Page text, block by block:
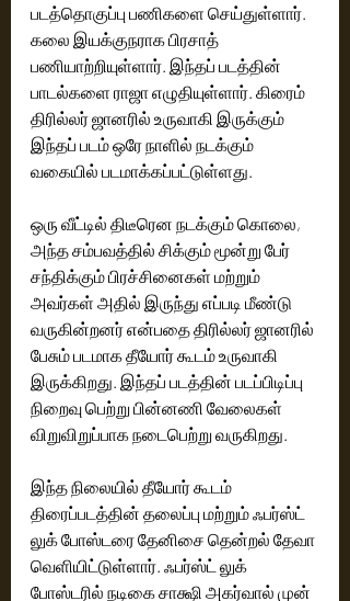
படத்தொகுப்பு பணிகளை செய்துள்ளார்.
கலை இயக்குநராக பிரசாத்
பணியாற்றியுள்ளார். இந்தப் படத்தின்
பாடல்களை ராஜா எழுதியுள்ளார். கிரைம்
திரில்லர் ஜானரில் உருவாகி இருக்கும்
இந்தப் படம் ஒரே நாளில் நடக்கும்
வகையில் படமாக்கப்பட்டுள்ளது.
ஒரு வீட்டில் திடீரென நடக்கும் கொலை,
அந்த சம்பவத்தில் சிக்கும் மூன்று பேர்
சந்திக்கும் பிரச்சினைகள் மற்றும்
அவர்கள் அதில் இருந்து எப்படி மீண்டு
வருகின்றனர் என்பதை திரில்லர் ஜானரில்
பேசும் படமாக தீயோர் கூடம் உருவாகி
இருக்கிறது. இந்தப் படத்தின் படப்பிடிப்பு
நிறைவு பெற்று பின்னணி வேலைகள்
விறுவிறுப்பாக நடைபெற்று வருகிறது.
இந்த நிலையில் தீயோர் கூடம்
திரைப்படத்தின் தலைப்பு மற்றும் ஃபர்ஸ்ட்
லுக் போஸ்டரை தேனிசை தென்றல் தேவா
வெளியிட்டுள்ளார். ஃபர்ஸ்ட் லுக்
போஸ்டரில் நடிகை சாக்ஷி அகர்வால் முன்